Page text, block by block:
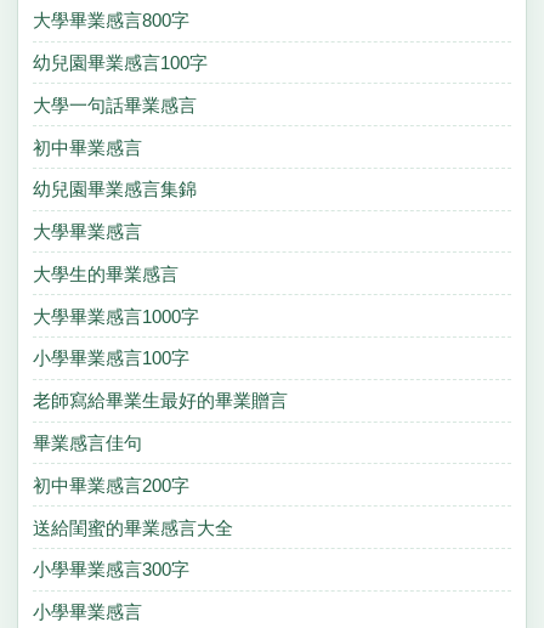
大學畢業感言800字
幼兒園畢業感言100字
大學一句話畢業感言
初中畢業感言
幼兒園畢業感言集錦
大學畢業感言
大學生的畢業感言
大學畢業感言1000字
小學畢業感言100字
老師寫給畢業生最好的畢業贈言
畢業感言佳句
初中畢業感言200字
送給閨蜜的畢業感言大全
小學畢業感言300字
小學畢業感言